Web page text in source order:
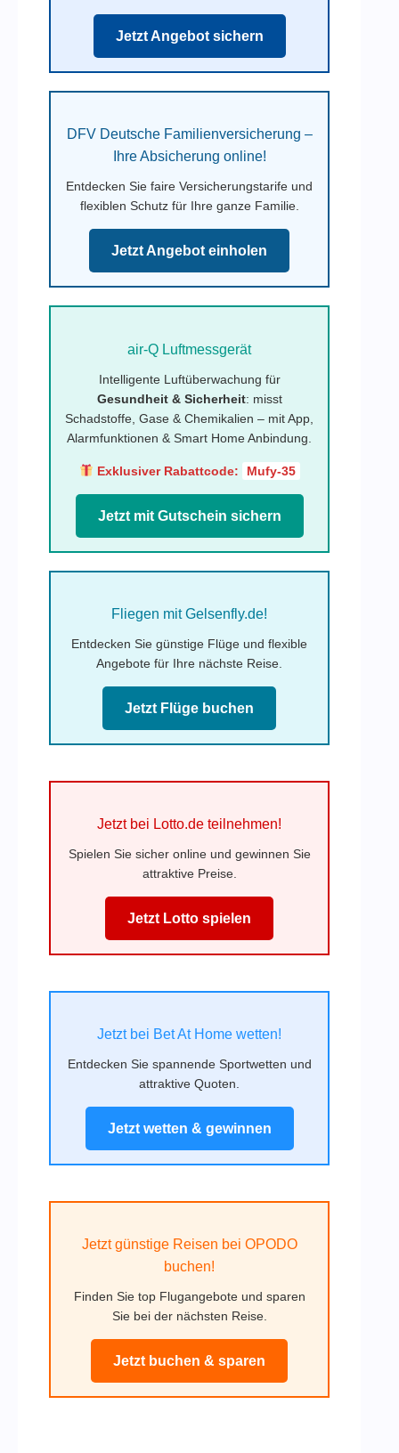
Jetzt Angebot sichern
DFV Deutsche Familienversicherung –
Ihre Absicherung online!
Entdecken Sie faire Versicherungstarife und
flexiblen Schutz für Ihre ganze Familie.
Jetzt Angebot einholen
air-Q Luftmessgerät
Intelligente Luftüberwachung für
Gesundheit & Sicherheit: misst
Schadstoffe, Gase & Chemikalien – mit App,
Alarmfunktionen & Smart Home Anbindung.
Exklusiver Rabattcode: Mufy-35
Jetzt mit Gutschein sichern
Fliegen mit Gelsenfly.de!
Entdecken Sie günstige Flüge und flexible
Angebote für Ihre nächste Reise.
Jetzt Flüge buchen
Jetzt bei Lotto.de teilnehmen!
Spielen Sie sicher online und gewinnen Sie
attraktive Preise.
Jetzt Lotto spielen
Jetzt bei Bet At Home wetten!
Entdecken Sie spannende Sportwetten und
attraktive Quoten.
Jetzt wetten & gewinnen
Jetzt günstige Reisen bei OPODO
buchen!
Finden Sie top Flugangebote und sparen
Sie bei der nächsten Reise.
Jetzt buchen & sparen